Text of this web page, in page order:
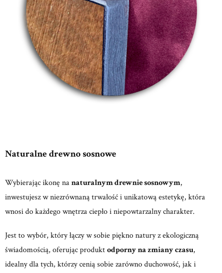
Naturalne drewno sosnowe
Wybierając ikonę nanaturalnym drewnie sosnowym,
inwestujesz w niezrównaną trwałość i unikatową estetykę, która
wnosi do każdego wnętrza ciepło i niepowtarzalny charakter.
Jest to wybór, który łączy w sobie piękno natury z ekologiczną
świadomością, oferując produktodporny na zmiany czasu,
idealny dla tych, którzy cenią sobie zarówno duchowość, jak i